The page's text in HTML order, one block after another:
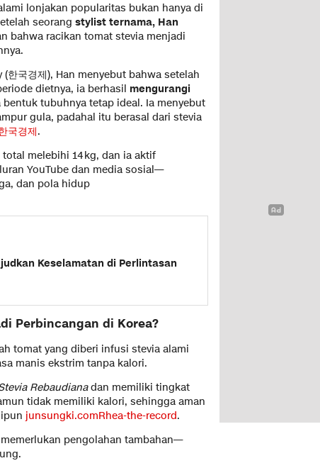
lonjakan popularitas bukan hanya di
seorang stylist ternama, Han
bahwa racikan tomat stevia menjadi
국경제), Han menyebut bahwa setelah
dietnya, ia berhasil mengurangi
bentuk tubuhnya tetap ideal. Ia menyebut
gula, padahal itu berasal dari stevia
국경제.
melebihi 14 kg, dan ia aktif
YouTube dan media sosial—
dan pola hidup
Keselamatan di Perlintasan
Perbincangan di Korea?
tomat yang diberi infusi stevia alami
manis ekstrim tanpa kalori.
Rebaudianadan memiliki tingkat
tidak memiliki kalori, sehingga aman
junsungki.comRhea-the-record.
pengolahan tambahan—